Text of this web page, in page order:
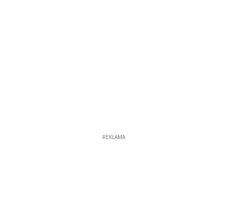
REKLAMA